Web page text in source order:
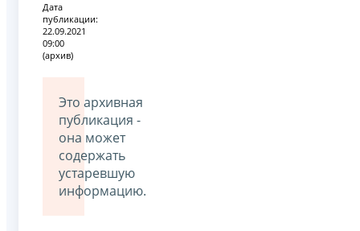
Дата
публикации:
22.09.2021
09:00
(архив)
Это архивная
публикация -
она может
содержать
устаревшую
информацию.